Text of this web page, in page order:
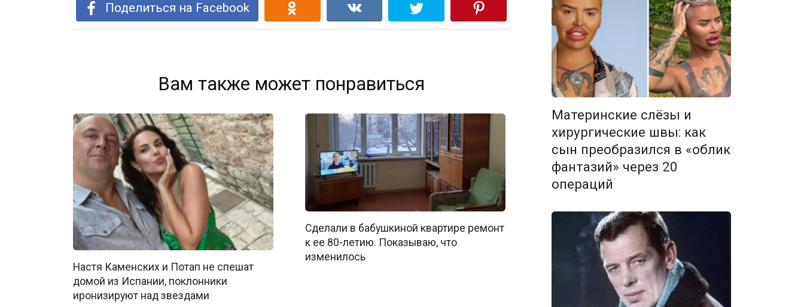
Поделиться на Facebook
Вам также может понравиться
Настя Каменских и Потап не спешат
домой из Испании, поклонники
иронизируют над звездами
Сделали в бабушкиной квартире ремонт
к ее 80-летию. Показываю, что
изменилось
Материнские слёзы и
хирургические швы: как
сын преобразился в «облик
фантазий» через 20
операций